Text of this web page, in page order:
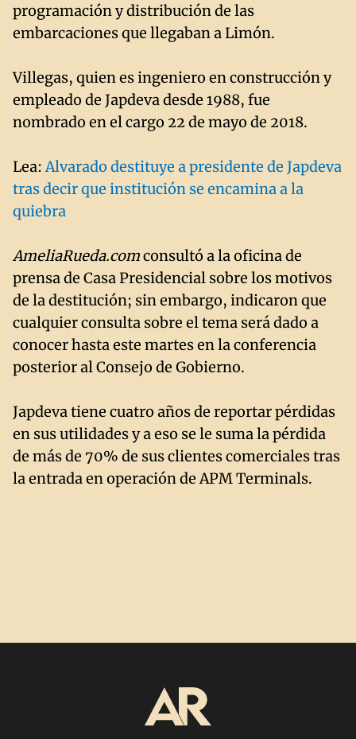
programación y distribución de las
embarcaciones que llegaban a Limón.
Villegas, quien es ingeniero en construcción y
empleado de Japdeva desde 1988, fue
nombrado en el cargo 22 de mayo de 2018.
Lea:Alvarado destituye a presidente de Japdeva
tras decir que institución se encamina a la
quiebra
AmeliaRueda.comconsultó a la oficina de
prensa de Casa Presidencial sobre los motivos
de la destitución; sin embargo, indicaron que
cualquier consulta sobre el tema será dado a
conocer hasta este martes en la conferencia
posterior al Consejo de Gobierno.
Japdeva tiene cuatro años de reportar pérdidas
en sus utilidades y a eso se le suma la pérdida
de más de 70% de sus clientes comerciales tras
la entrada en operación de APM Terminals.